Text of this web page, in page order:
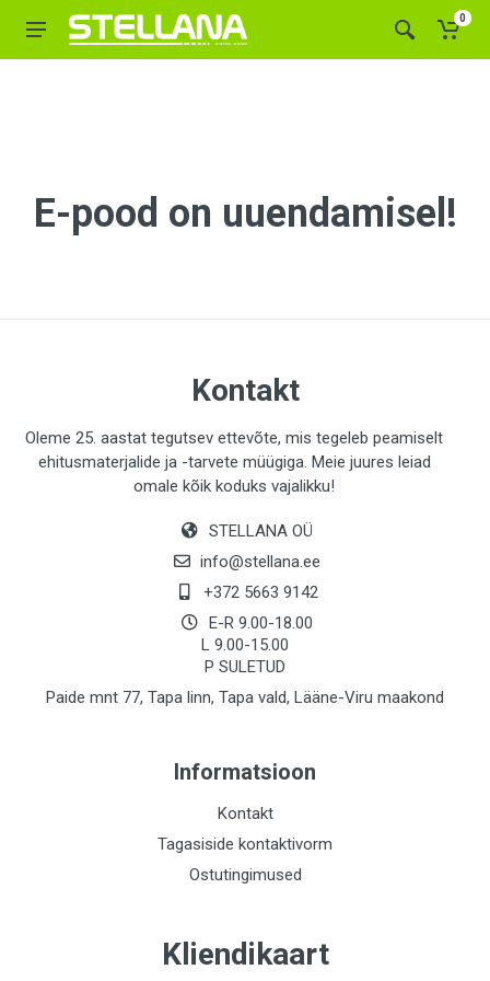
0
E-pood on uuendamisel!
Kontakt
Oleme 25. aastat tegutsev ettevõte, mis tegeleb peamiselt
ehitusmaterjalide ja -tarvete müügiga. Meie juures leiad
omale kõik koduks vajalikku!
STELLANA OÜ
info@stellana.ee
+372 5663 9142
E-R 9.00-18.00
L 9.00-15.00
P SULETUD
Paide mnt 77, Tapa linn, Tapa vald, Lääne-Viru maakond
Informatsioon
Kontakt
Tagasiside kontaktivorm
Ostutingimused
Kliendikaart